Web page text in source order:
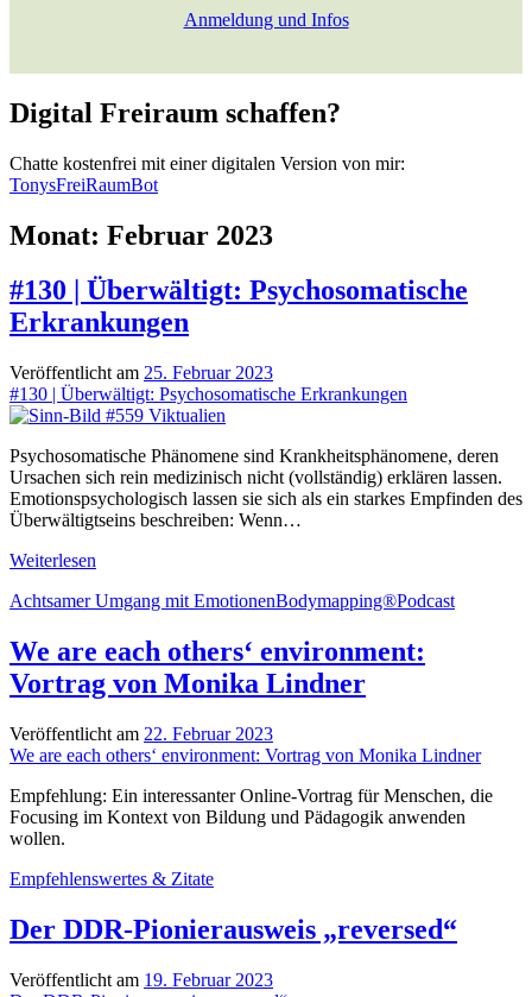
Anmeldung und Infos
Digital Freiraum schaffen?
Chatte kostenfrei mit einer digitalen Version von mir:
TonysFreiRaumBot
Monat: Februar 2023
#130 | Überwältigt: Psychosomatische
Erkrankungen
Veröffentlicht am 25. Februar 2023
#130 | Überwältigt: Psychosomatische Erkrankungen
Psychosomatische Phänomene sind Krankheitsphänomene, deren
Ursachen sich rein medizinisch nicht (vollständig) erklären lassen.
Emotionspsychologisch lassen sie sich als ein starkes Empfinden des
Überwältigtseins beschreiben: Wenn…
Weiterlesen
Überwältigt:
Erkrankungen
Achtsamer Umgang mit EmotionenBodymapping®Podcast
We are each others‘ environment:
Vortrag von Monika Lindner
Veröffentlicht am 22. Februar 2023
We are each others‘ environment: Vortrag von Monika Lindner
Empfehlung: Ein interessanter Online-Vortrag für Menschen, die
Focusing im Kontext von Bildung und Pädagogik anwenden
wollen.
Empfehlenswertes & Zitate
Der DDR-Pionierausweis „reversed“
Veröffentlicht am 19. Februar 2023